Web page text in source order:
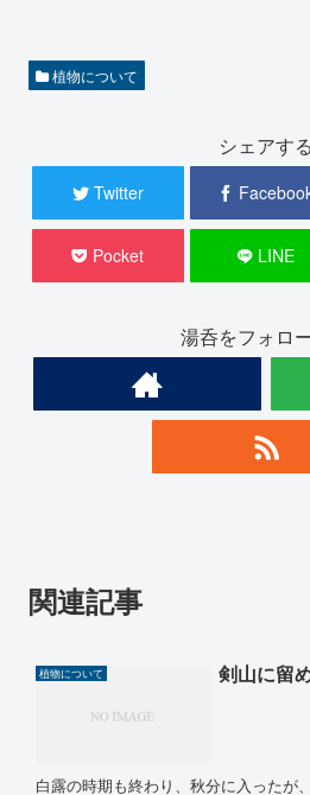
植物について
シェアする
Twitter
Pocket LINE
湯呑をフォロ
関連記事
植物について 剣山に留
白露の時期も終わり、秋分に入ったが